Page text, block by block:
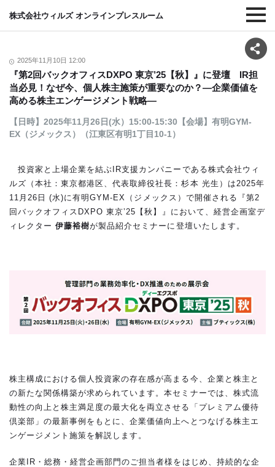
株式会社ウィルズ オンラインプレスルーム
2025年11月10日 12:00
『第2回バックオフィスDXPO 東京’25【秋】』に登壇 IR担
当必見！なぜ今、個人株主施策が重要なのか？―企業価値を
高める株主エンゲージメント戦略―
【日時】2025年11月26日(水）15:00-15:30【会場】有明GYM-
EX（ジメックス）（江東区有明1丁目10-1）
投資家と上場企業を結ぶIR支援カンパニーである株式会社ウィ
ルズ（本社：東京都港区、代表取締役社長：杉本 光生）は2025年
11月26日 (水)に有明GYM-EX（ジメックス）で開催される『第2
回バックオフィスDXPO 東京’25【秋】』において、経営企画室デ
ィレクター伊藤裕樹が製品紹介セミナーに登壇いたします。
株主構成における個人投資家の存在感が高まる今、企業と株主と
の新たな関係構築が求められています。本セミナーでは、株式流
動性の向上と株主満足度の最大化を両立させる「プレミアム優待
倶楽部」の最新事例をもとに、企業価値向上へとつなげる株主エ
ンゲージメント施策を解説します。
企業IR・総務・経営企画部門のご担当者様をはじめ、持続的な企